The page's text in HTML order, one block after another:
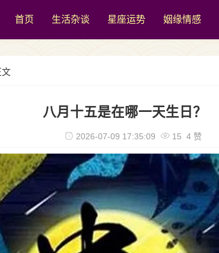
首页 生活杂谈 星座运势 姻缘情感
文
八月十五是在哪一天生日？
2026-07-09 17:35:09 15 4 赞